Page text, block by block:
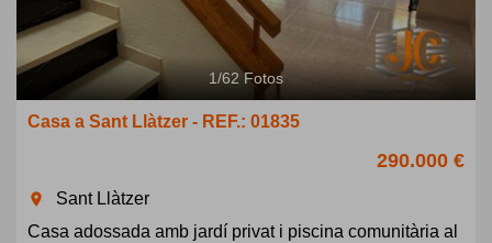
1/62 Fotos
Casa a Sant Llàtzer - REF.: 01835
290.000 €
room
Sant Llàtzer
Casa adossada amb jardí privat i piscina comunitària al